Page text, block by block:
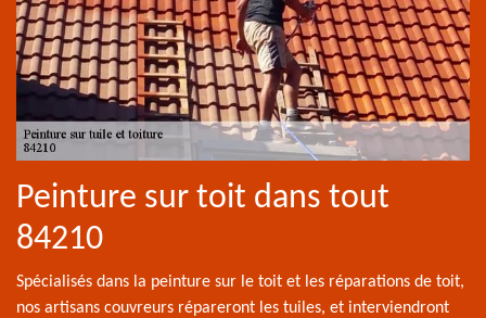
Peinture sur toit dans tout
84210
Spécialisés dans la peinture sur le toit et les réparations de toit,
nos artisans couvreurs répareront les tuiles, et interviendront